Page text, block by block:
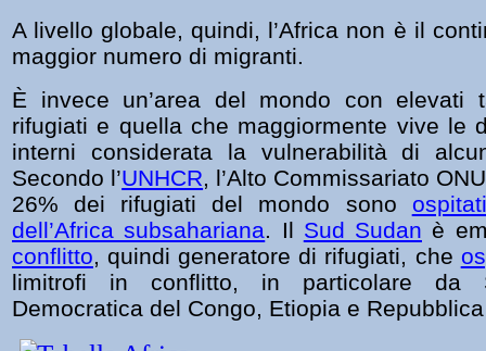
A livello globale, quindi, l’Africa non è il
maggior numero di migranti.
È invece un’area del mondo con elevati
rifugiati e quella che maggiormente vive le
interni considerata la vulnerabilità di
Secondo l’UNHCR, l’Alto Commissariato
26% dei rifugiati del mondo sono
dell’Africa subsahariana. Il Sud Sudan è
conflitto, quindi generatore di rifugiati, che
limitrofi in conflitto, in particolare da
Democratica del Congo, Etiopia e